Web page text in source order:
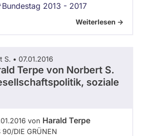
Bundestag 2013 - 2017
Weiterlesen ->
• 07.01.2016
Terpe von Norbert S.
soziale
von Harald Terpe
90/­DIE GRÜNEN